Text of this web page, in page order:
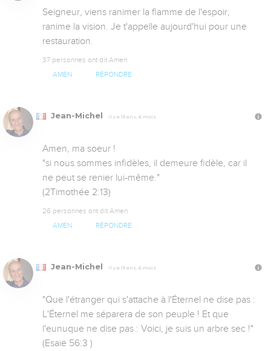
Seigneur, viens ranimer la flamme de l'espoir,
ranime la vision. Je t'appelle aujourd'hui pour une
restauration.
37 personnes ont dit Amen
AMEN RÉPONDRE
Jean-Michel Il y a 13 ans, 6 mois
Amen, ma soeur !
"si nous sommes infidèles, il demeure fidèle, car il
ne peut se renier lui-même."
(2Timothée 2:13)
26 personnes ont dit Amen
AMEN RÉPONDRE
Jean-Michel Il y a 13 ans, 6 mois
"Que l'étranger qui s'attache à l'Éternel ne dise pas :
L'Éternel me séparera de son peuple ! Et que
l'eunuque ne dise pas : Voici, je suis un arbre sec !"
(Esaië 56:3 )